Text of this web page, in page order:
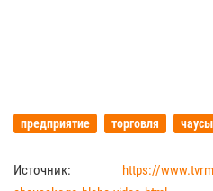
предприятие торговля чаусы
Источник:
https://